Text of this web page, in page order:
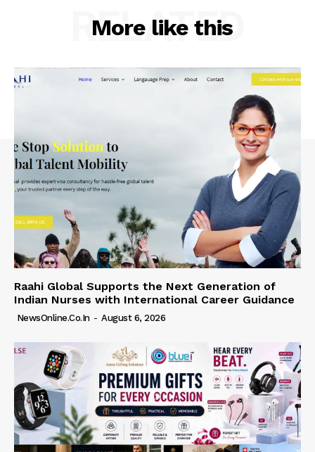
More like this
RELATED
Raahi Global Supports the Next Generation of
Indian Nurses with International Career Guidance
NewsOnline.co.in - August 6, 2026